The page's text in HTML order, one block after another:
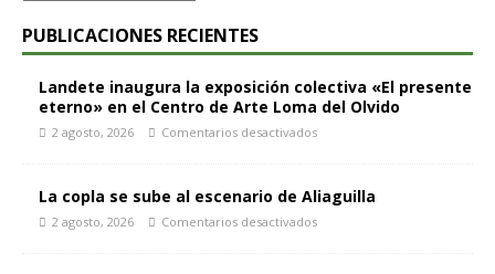
PUBLICACIONES RECIENTES
Landete inaugura la exposición colectiva «El presente
eterno» en el Centro de Arte Loma del Olvido
2 agosto, 2026 Comentarios desactivados
La copla se sube al escenario de Aliaguilla
2 agosto, 2026 Comentarios desactivados